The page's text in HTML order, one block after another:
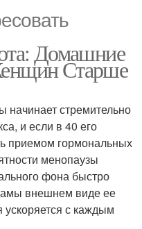
Домашние
Старше
начинает стремительно
и если в 40 его
приемом гормональных
менопаузы
фона быстро
внешнем виде ее
с каждым